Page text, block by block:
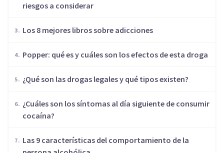
riesgos a considerar
Los 8 mejores libros sobre adicciones
Popper: qué es y cuáles son los efectos de esta droga
¿Qué son las drogas legales y qué tipos existen?
¿Cuáles son los síntomas al día siguiente de consumir
cocaína?
Las 9 características del comportamiento de la